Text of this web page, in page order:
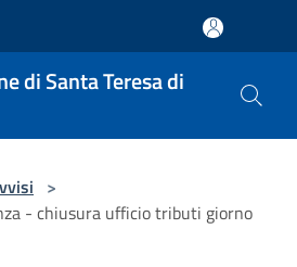
di Santa Teresa di
>
- chiusura ufficio tributi giorno